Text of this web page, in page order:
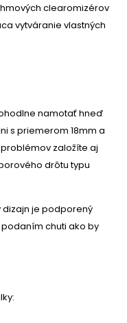
clearomizérov
vytváranie vlastných
namotať hneď
s priemerom 18mm a
založíte aj
drôtu typu
je podporený
chuti ako by